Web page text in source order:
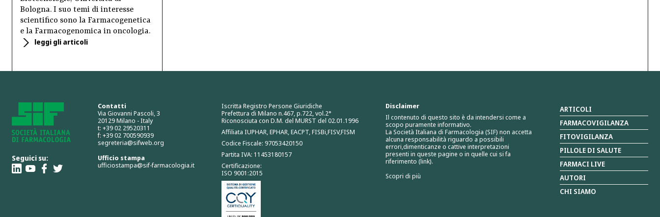
Bologna. I suo temi di interesse
scientifico sono la Farmacogenetica
e la Farmacogenomica in oncologia.
leggi gli articoli
Seguici su:
Contatti
Via Giovanni Pascoli, 3
20129 Milano - Italy
t: +39 02 29520311
f: +39 02 700590939
segreteria@sifweb.org
Ufficio stampa
ufficiostampa@sif-farmacologia.it
Iscritta Registro Persone Giuridiche
Prefettura di Milano n.467, p.722, vol.2°
Riconosciuta con D.M. del MURST del 02.01.1996
Affiliata IUPHAR, EPHAR, EACPT, FISBi,FISV,FISM
Codice Fiscale: 97053420150
Partita IVA: 11453180157
Certificazione:
ISO 9001:2015
Disclaimer
Il contenuto di questo sito è da intendersi come a
scopo puramente informativo.
La Società Italiana di Farmacologia (SIF) non accetta
alcuna responsabilità riguardo a possibili
errori,dimenticanze o cattive interpretazioni
presenti in queste pagine o in quelle cui si fa
riferimento (link).
Scopri di più
ARTICOLI
FARMACOVIGILANZA
FITOVIGILANZA
PILLOLE DI SALUTE
FARMACI LIVE
AUTORI
CHI SIAMO